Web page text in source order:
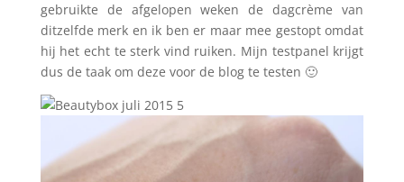
gebruikte de afgelopen weken de dagcrème van
ditzelfde merk en ik ben er maar mee gestopt omdat
hij het echt te sterk vind ruiken. Mijn testpanel krijgt
dus de taak om deze voor de blog te testen 🙂